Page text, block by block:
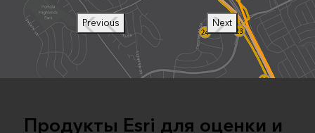
Previous Next
Продукты Esri для оценки и